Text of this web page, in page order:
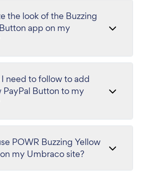
the look of the Buzzing
app on my
need to follow to add
PayPal Button to my
POWR Buzzing Yellow
my Umbraco site?